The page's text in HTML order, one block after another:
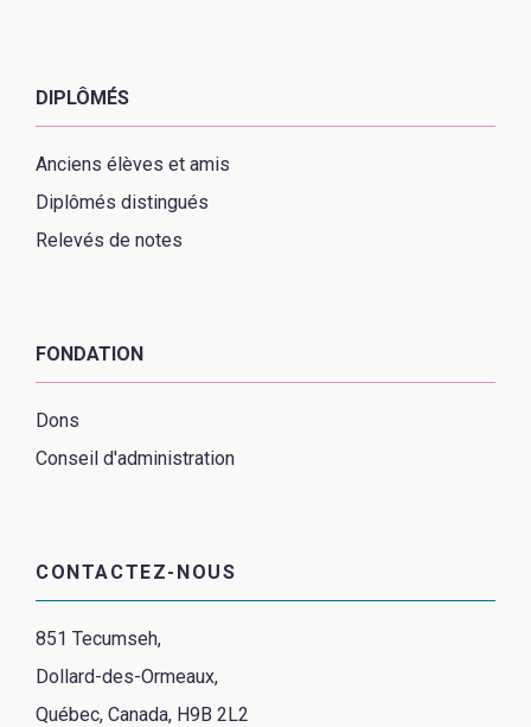
DIPLÔMÉS
Anciens élèves et amis
Diplômés distingués
Relevés de notes
FONDATION
Dons
Conseil d'administration
CONTACTEZ-NOUS
851 Tecumseh,
Dollard-des-Ormeaux,
Québec, Canada, H9B 2L2